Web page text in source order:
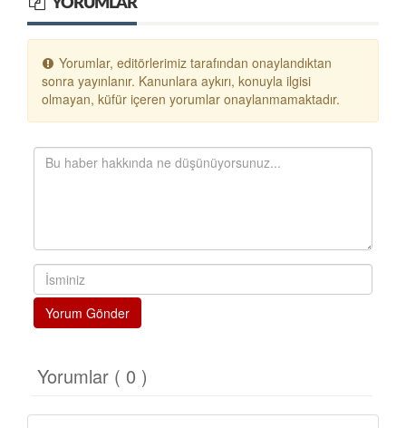
YORUMLAR
Yorumlar, editörlerimiz tarafından onaylandıktan
sonra yayınlanır. Kanunlara aykırı, konuyla ilgisi
olmayan, küfür içeren yorumlar onaylanmamaktadır.
Yorum Gönder
Yorumlar ( 0 )